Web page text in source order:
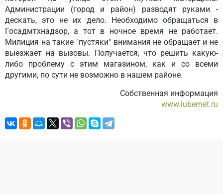
Администрации (город и район) разводят руками -
дескать, это не их дело. Необходимо обращаться в
Госадмтхнадзор, а тот в ночное время не работает.
Милиция на такие "пустяки" внимания не обращает и не
выезжает на вызовы. Получается, что решить какую-
либо проблему с этим магазином, как и со всеми
другими, по сути не возможно в нашем районе.
Собственная информация
www.lubernet.ru